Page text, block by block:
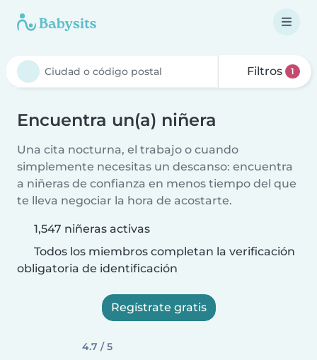
Filtros 1
Encuentra un(a) niñera
Una cita nocturna, el trabajo o cuando
simplemente necesitas un descanso: encuentra
a niñeras de confianza en menos tiempo del que
te lleva negociar la hora de acostarte.
1,547 niñeras activas
Todos los miembros completan la verificación
obligatoria de identificación
Regístrate gratis
4.7 / 5